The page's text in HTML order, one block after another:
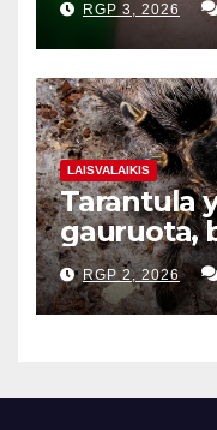
RGP 3, 2026
LAISVALAIKIS
Tarantula
gauruota,
baisi
RGP 2, 2026